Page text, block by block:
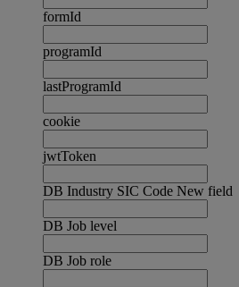
formId
programId
lastProgramId
cookie
jwtToken
DB Industry SIC Code New field
DB Job level
DB Job role